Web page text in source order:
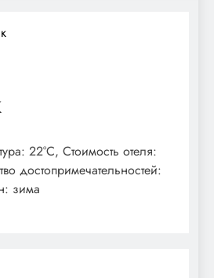
22°C, Стоимость отеля:
достопримечательностей:
зима